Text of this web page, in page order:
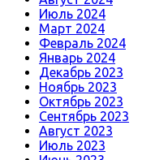
Июль 2024
Март 2024
Февраль 2024
Январь 2024
Декабрь 2023
Ноябрь 2023
Октябрь 2023
Сентябрь 2023
Август 2023
Июль 2023